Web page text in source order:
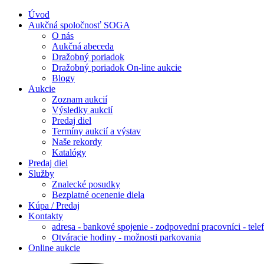
Úvod
Aukčná spoločnosť SOGA
O nás
Aukčná abeceda
Dražobný poriadok
Dražobný poriadok On-line aukcie
Blogy
Aukcie
Zoznam aukcií
Výsledky aukcií
Predaj diel
Termíny aukcií a výstav
Naše rekordy
Katalógy
Predaj diel
Služby
Znalecké posudky
Bezplatné ocenenie diela
Kúpa / Predaj
Kontakty
adresa - bankové spojenie - zodpovední pracovníci -
Otváracie hodiny - možnosti parkovania
Online aukcie